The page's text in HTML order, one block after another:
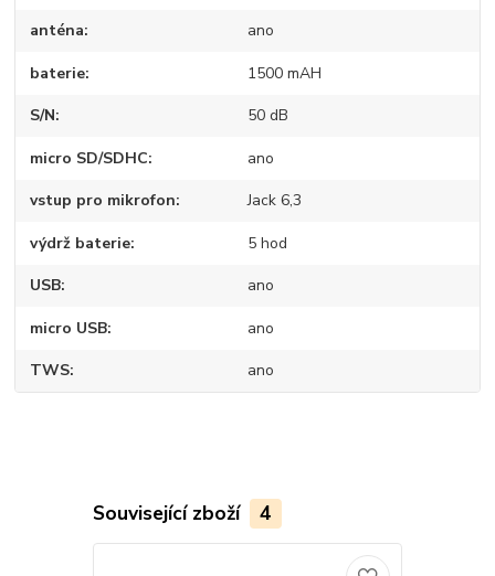
anténa ano
baterie 1500 mAH
S/N 50 dB
micro SD/SDHC ano
vstup pro mikrofon Jack 6,3
výdrž baterie 5 hod
USB ano
micro USB ano
TWS ano
Související zboží 4